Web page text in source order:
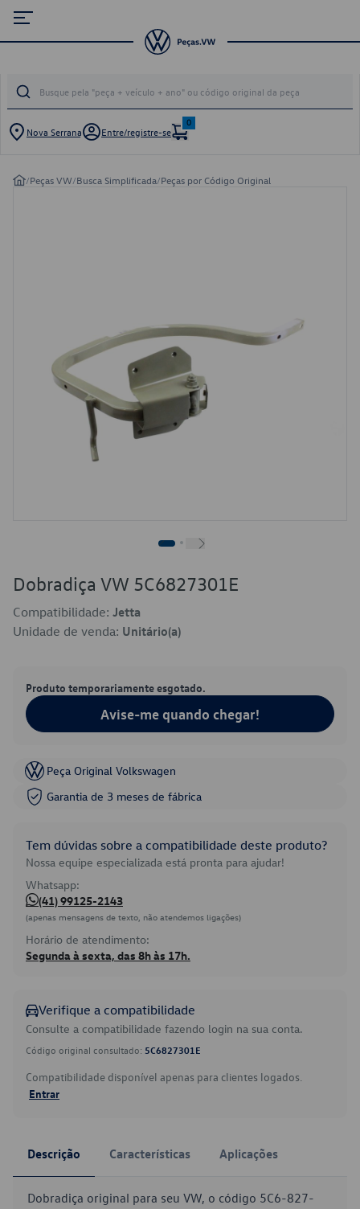
Nova Serrana Entre/registre-se
0
/Peças VW/Busca Simplificada/Peças por Código Original
Dobradiça VW 5C6827301E
Compatibilidade: Jetta
Unidade de venda: Unitário(a)
Produto temporariamente esgotado.
Avise-me quando chegar!
Peça Original Volkswagen
Garantia de 3 meses de fábrica
Tem dúvidas sobre a compatibilidade deste produto?
Nossa equipe especializada está pronta para ajudar!
Whatsapp:
(41) 99125-2143
(apenas mensagens de texto, não atendemos ligações)
Horário de atendimento:
Segunda à sexta, das 8h às 17h.
Verifique a compatibilidade
Consulte a compatibilidade fazendo login na sua conta.
Código original consultado: 5C6827301E
Compatibilidade disponível apenas para clientes logados.
Entrar
Descrição Características Aplicações
Dobradiça original para seu VW, o código 5C6-827-